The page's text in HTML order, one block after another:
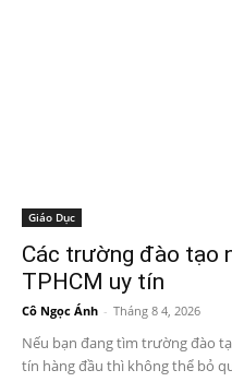
Giáo Dục
Các trường đào tạo
TPHCM uy tín
Cô Ngọc Ánh - Tháng 8 4, 2026
Nếu bạn đang tìm trường đào
tín hàng đầu thì không thể bỏ